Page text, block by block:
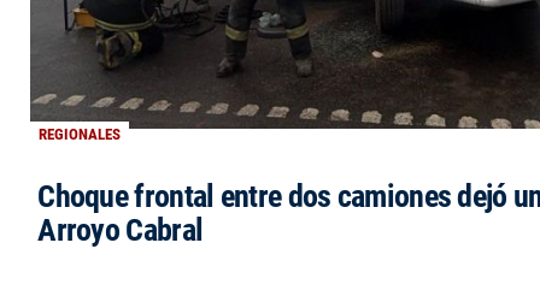
REGIONALES
Choque frontal entre dos camiones dejó
Arroyo Cabral